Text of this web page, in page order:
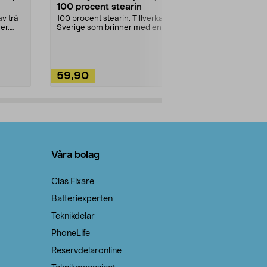
trä
100 procent stearin
100 procent stearin. Tillverkade i
Sverige som brinner med en
59,90
Våra bolag
Clas Fixare
Batteriexperten
Teknikdelar
PhoneLife
Reservdelaronline